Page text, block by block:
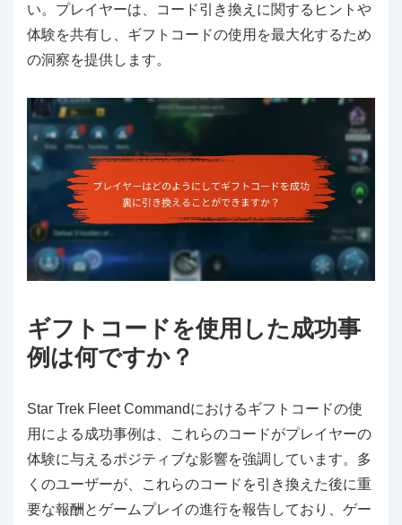
い。プレイヤーは、コード引き換えに関するヒントや
体験を共有し、ギフトコードの使用を最大化するため
の洞察を提供します。
ギフトコードを使用した成功事
例は何ですか？
Star Trek Fleet Commandにおけるギフトコードの使
用による成功事例は、これらのコードがプレイヤーの
体験に与えるポジティブな影響を強調しています。多
くのユーザーが、これらのコードを引き換えた後に重
要な報酬とゲームプレイの進行を報告しており、ゲー